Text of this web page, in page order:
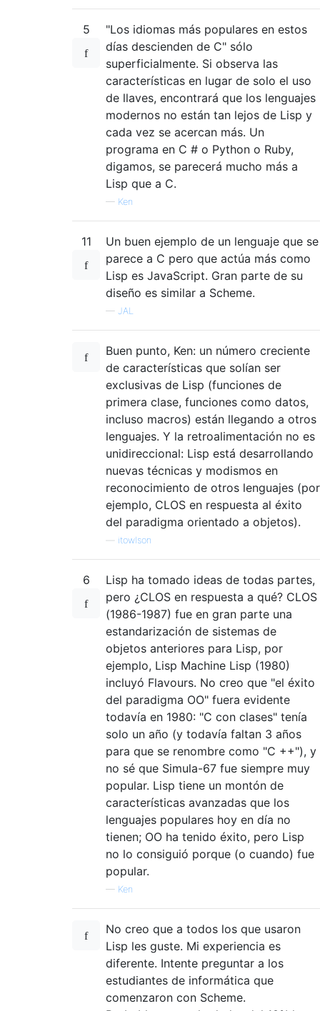
5
"Los idiomas más populares en estos
días descienden de C" sólo
superficialmente. Si observa las
características en lugar de solo el uso
de llaves, encontrará que los lenguajes
modernos no están tan lejos de Lisp y
cada vez se acercan más. Un
programa en C # o Python o Ruby,
digamos, se parecerá mucho más a
Lisp que a C.
— Ken
11
Un buen ejemplo de un lenguaje que se
parece a C pero que actúa más como
Lisp es JavaScript. Gran parte de su
diseño es similar a Scheme.
— JAL
Buen punto, Ken: un número creciente
de características que solían ser
exclusivas de Lisp (funciones de
primera clase, funciones como datos,
incluso macros) están llegando a otros
lenguajes. Y la retroalimentación no es
unidireccional: Lisp está desarrollando
nuevas técnicas y modismos en
reconocimiento de otros lenguajes (por
ejemplo, CLOS en respuesta al éxito
del paradigma orientado a objetos).
itowlson
6
Lisp ha tomado ideas de todas partes,
pero ¿CLOS en respuesta a qué? CLOS
(1986-1987) fue en gran parte una
estandarización de sistemas de
objetos anteriores para Lisp, por
ejemplo, Lisp Machine Lisp (1980)
incluyó Flavours. No creo que "el éxito
del paradigma OO" fuera evidente
todavía en 1980: "C con clases" tenía
solo un año (y todavía faltan 3 años
para que se renombre como "C ++"), y
no sé que Simula-67 fue siempre muy
popular. Lisp tiene un montón de
características avanzadas que los
lenguajes populares hoy en día no
tienen; OO ha tenido éxito, pero Lisp
no lo consiguió porque (o cuando) fue
popular.
— Ken
No creo que a todos los que usaron
Lisp les guste. Mi experiencia es
diferente. Intente preguntar a los
estudiantes de informática que
comenzaron con Scheme.